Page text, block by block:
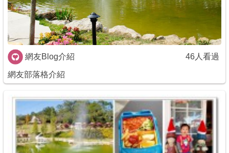
網友Blog介紹 46人看過
網友部落格介紹